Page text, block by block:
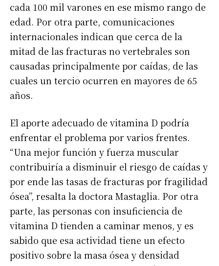
cada 100 mil varones en ese mismo rango de
edad. Por otra parte, comunicaciones
internacionales indican que cerca de la
mitad de las fracturas no vertebrales son
causadas principalmente por caídas, de las
cuales un tercio ocurren en mayores de 65
años.
El aporte adecuado de vitamina D podría
enfrentar el problema por varios frentes.
“Una mejor función y fuerza muscular
contribuiría a disminuir el riesgo de caídas y
por ende las tasas de fracturas por fragilidad
ósea”, resalta la doctora Mastaglia. Por otra
parte, las personas con insuficiencia de
vitamina D tienden a caminar menos, y es
sabido que esa actividad tiene un efecto
positivo sobre la masa ósea y densidad